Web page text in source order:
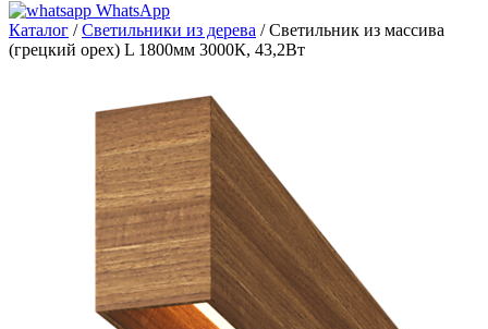
WhatsApp
Каталог /Светильники из дерева / Светильник из массива
(грецкий орех) L 1800мм 3000К, 43,2Вт